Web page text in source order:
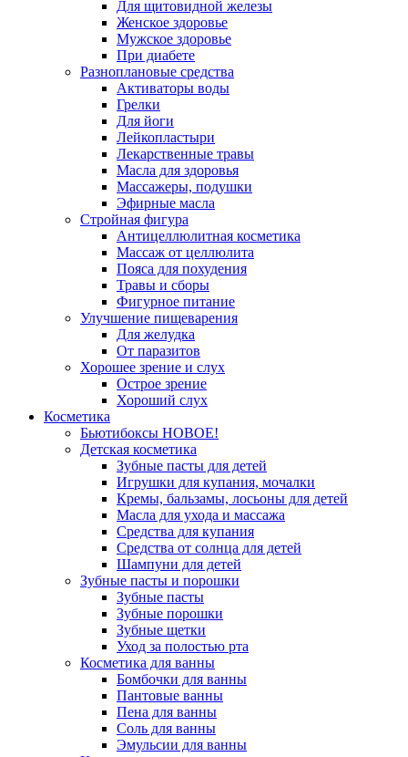
Для щитовидной железы
Женское здоровье
Мужское здоровье
При диабете
Разноплановые средства
Активаторы воды
Грелки
Для йоги
Лейкопластыри
Лекарственные травы
Масла для здоровья
Массажеры, подушки
Эфирные масла
Стройная фигура
Антицеллюлитная косметика
Массаж от целлюлита
Пояса для похудения
Травы и сборы
Фигурное питание
Улучшение пищеварения
Для желудка
От паразитов
Хорошее зрение и слух
Острое зрение
Хороший слух
Косметика
Бьютибоксы НОВОЕ!
Детская косметика
Зубные пасты для детей
Игрушки для купания, мочалки
Кремы, бальзамы, лосьоны для детей
Масла для ухода и массажа
Средства для купания
Средства от солнца для детей
Шампуни для детей
Зубные пасты и порошки
Зубные пасты
Зубные порошки
Зубные щетки
Уход за полостью рта
Косметика для ванны
Бомбочки для ванны
Пантовые ванны
Пена для ванны
Соль для ванны
Эмульсии для ванны